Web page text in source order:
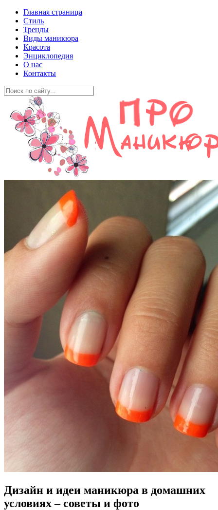
Главная страница
Стиль
Тренды
Виды маникюра
Красота
Энциклопедия
О нас
Контакты
Дизайн и идеи маникюра в домашних
условиях – советы и фото